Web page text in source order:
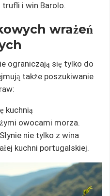
trufli i win Barolo.
wrażeń
ograniczają się tylko do
także poszukiwanie
kuchnią
owocami morza.
Słynie nie tylko z wina
kuchni portugalskiej.